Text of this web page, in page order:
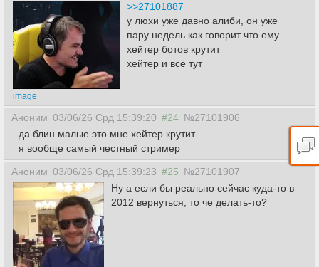
image
>>27101887
у люхи уже давно алиби, он уже
пару недель как говорит что ему
хейтер ботов крутит
хейтер и всё тут
Аноним 03/06/26 Срд 15:39:20 #24 №27101906
да блин малые это мне хейтер крутит
я вообще самый честный стример
Аноним 03/06/26 Срд 15:39:23 #25 №27101907
Ну а если бы реально сейчас куда-то в
2012 вернуться, то че делать-то?